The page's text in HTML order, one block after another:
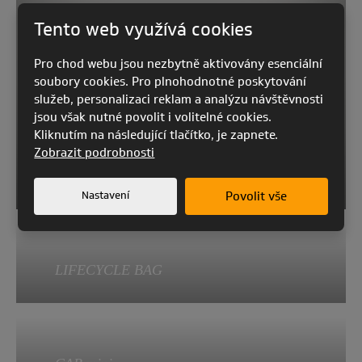
Hmotnost: 260g (pro L a XL velikost)
Výška CAB profi 2 - 50 cm
SKY SLIM BAG 2
cm x 36 cm
Velikost L – délka 300 cm x šířka 50
LIFECYCLE BAG
Tento web využívá cookies
Pro chod webu jsou nezbytně aktivovány esenciální
soubory cookies. Pro plnohodnotné poskytování
služeb, personalizaci reklam a analýzu návštěvnosti
jsou však nutné povolit i volitelné cookies.
Kliknutím na následující tlačítko, je zapnete.
Zobrazit podrobnosti
Nastavení Povolit vše